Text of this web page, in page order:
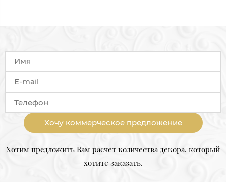
Хочу коммерческое предложение
Хотим предложить Вам расчет количества декора, который
хотите заказать.